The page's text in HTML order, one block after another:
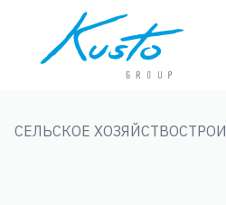
СЕЛЬСКОЕ ХОЗЯЙСТВО